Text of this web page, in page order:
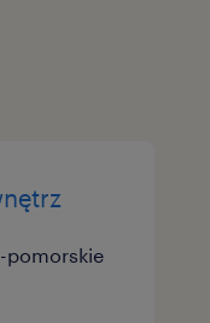
pomorskie